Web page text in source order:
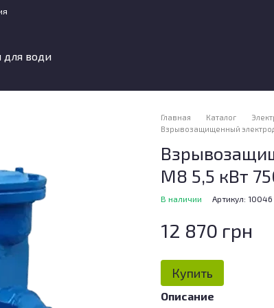
для води
Главная Каталог
Взрывозащищенный
М8 5,5 кВт
В наличии Артикул: 10046
12 870 грн
Купить
Описание